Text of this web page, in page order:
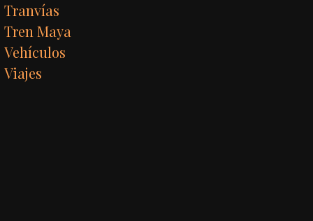
Tranvías
Tren Maya
Vehículos
Viajes